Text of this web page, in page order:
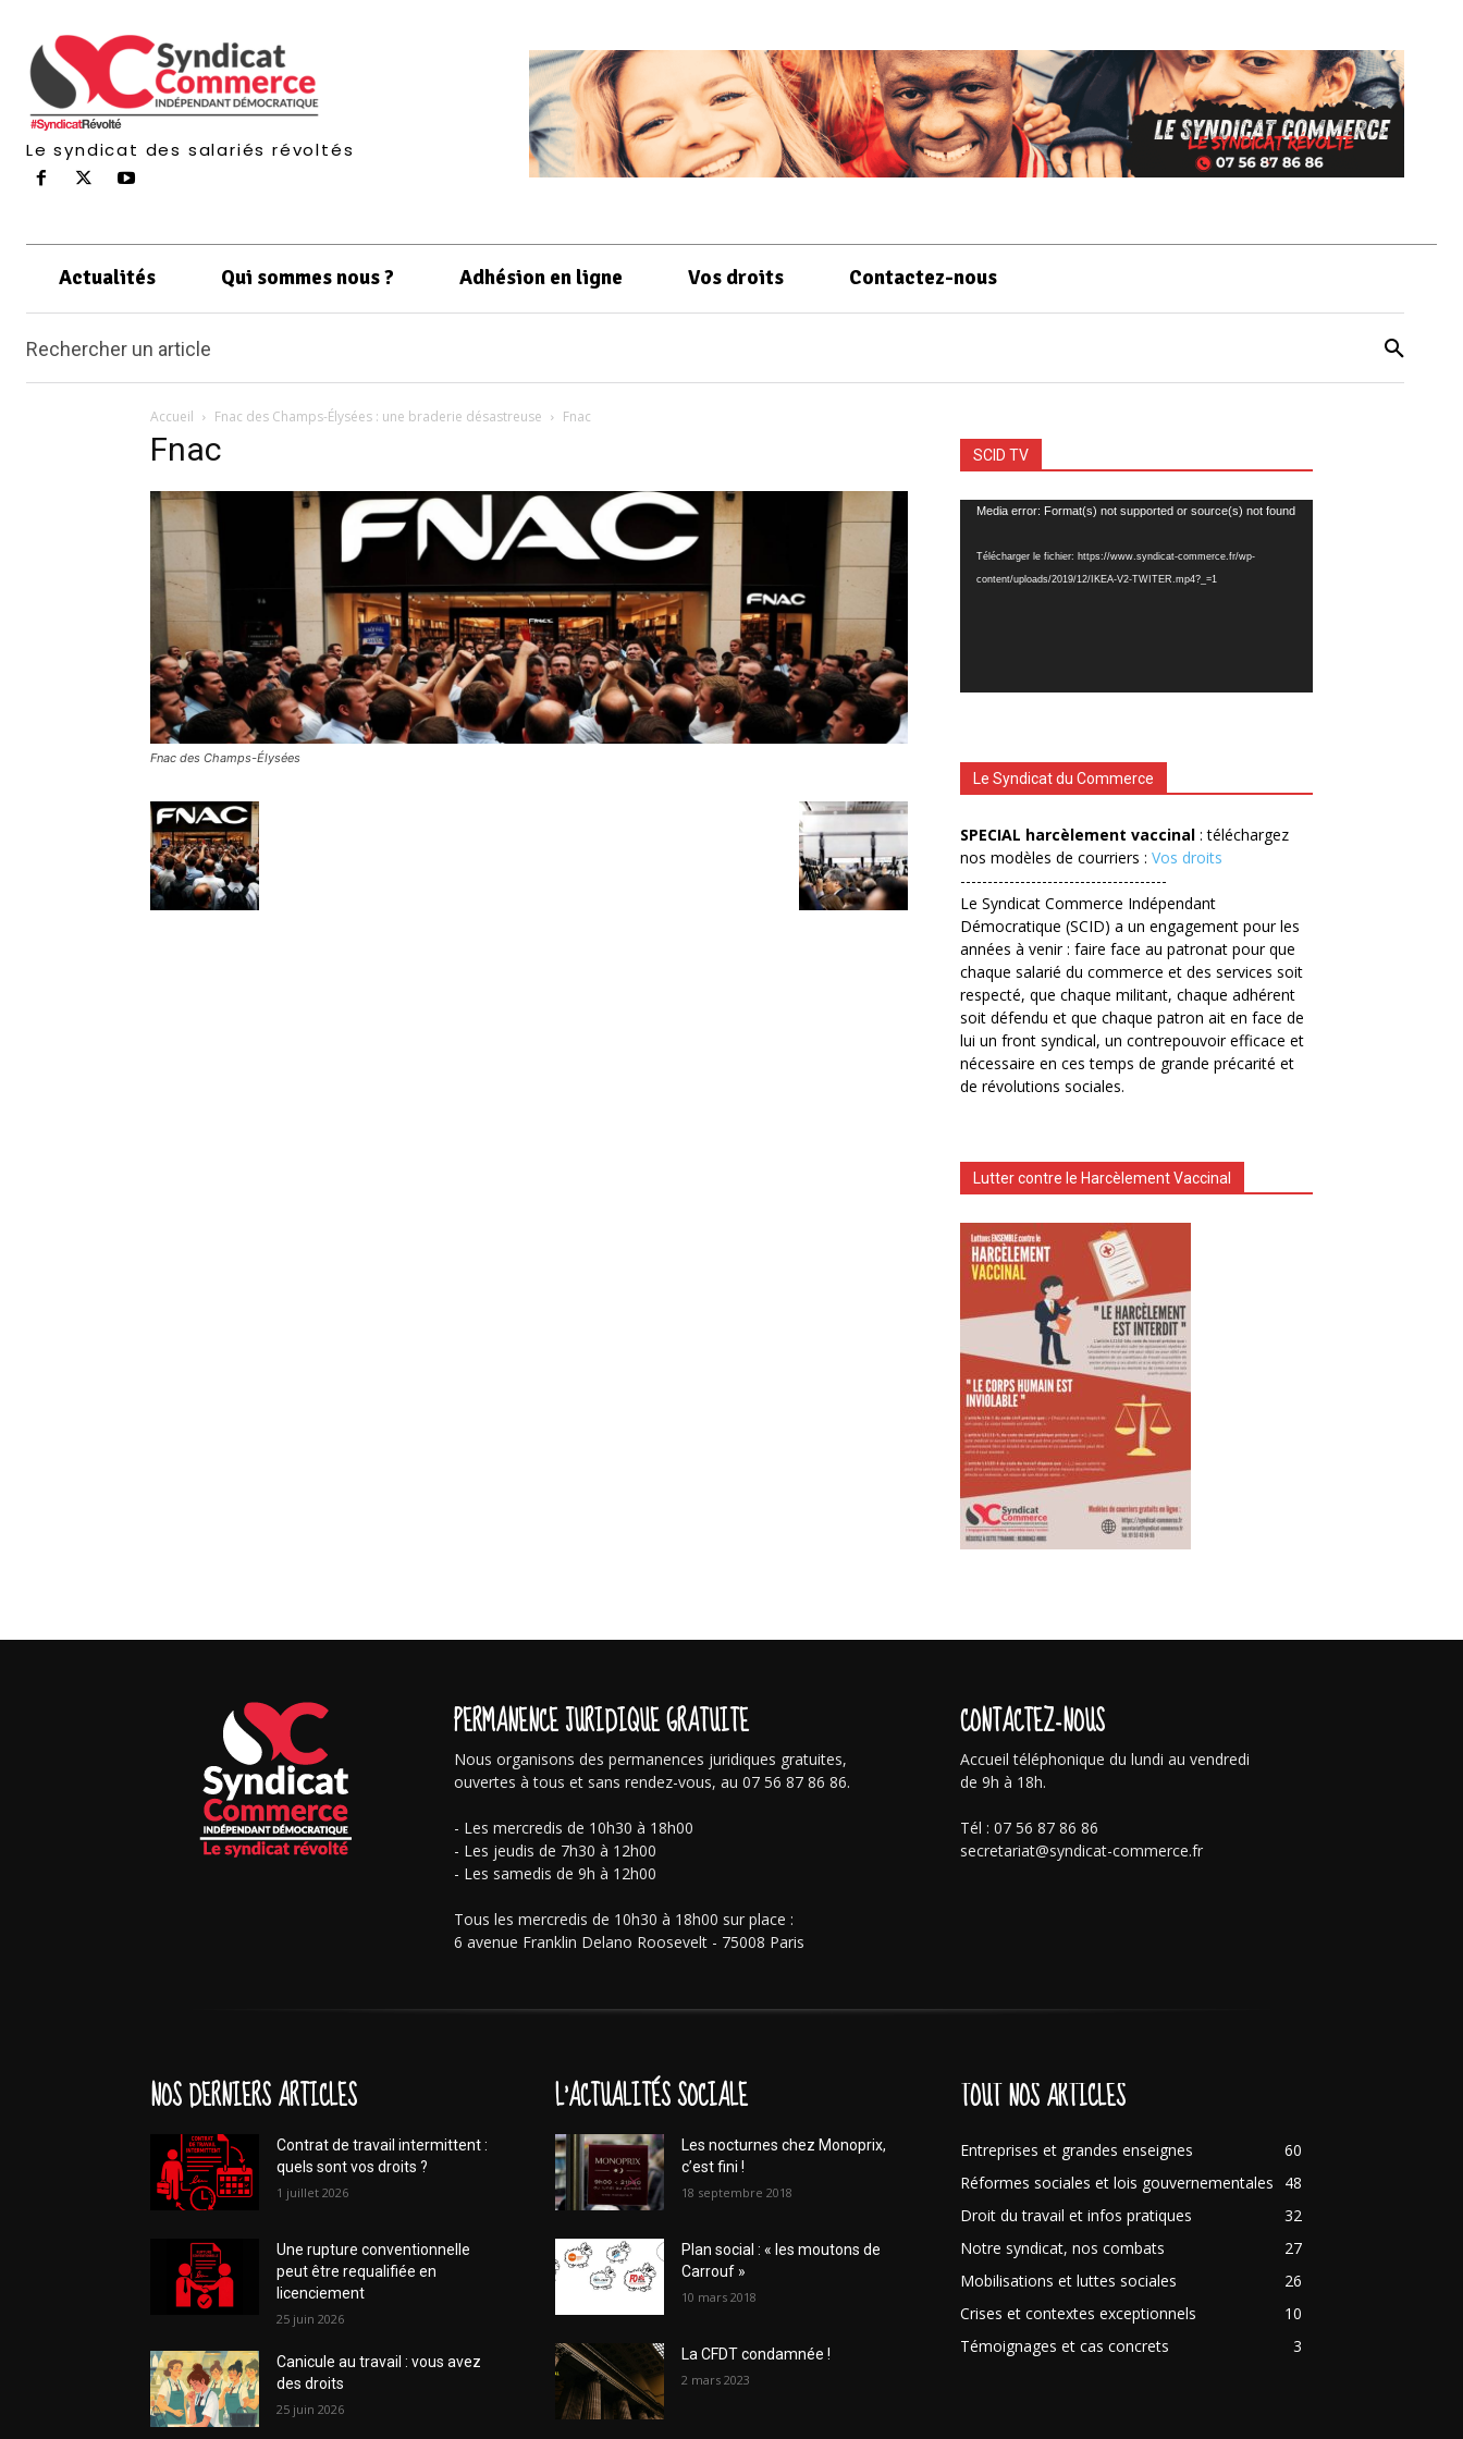
Le syndicat des salariés révoltés
Actualités Qui sommes nous ? Adhésion en ligne Vos droits Contactez-nous
Rechercher un article
Accueil Fnac des Champs-Élysées : une braderie désastreuse Fnac
Fnac
Fnac des Champs-Élysées
SCID TV
Lecteur
Media error: Format(s) not supported or source(s) not found
Télécharger le fichier: https://www.syndicat-commerce.fr/wp-
content/uploads/2019/12/IKEA-V2-TWITER.mp4?_=1
Le Syndicat du Commerce
SPECIAL harcèlement vaccinal : téléchargez
nos modèles de courriers : Vos droits
--------------------------------------
Le Syndicat Commerce Indépendant
Démocratique (SCID) a un engagement pour les
années à venir : faire face au patronat pour que
chaque salarié du commerce et des services soit
respecté, que chaque militant, chaque adhérent
soit défendu et que chaque patron ait en face de
lui un front syndical, un contrepouvoir efficace et
nécessaire en ces temps de grande précarité et
de révolutions sociales.
Lutter contre le Harcèlement Vaccinal
PERMANENCE JURIDIQUE GRATUITE
Nous organisons des permanences juridiques gratuites,
ouvertes à tous et sans rendez-vous, au 07 56 87 86 86.
- Les mercredis de 10h30 à 18h00
- Les jeudis de 7h30 à 12h00
- Les samedis de 9h à 12h00
Tous les mercredis de 10h30 à 18h00 sur place :
6 avenue Franklin Delano Roosevelt - 75008 Paris
CONTACTEZ-NOUS
Accueil téléphonique du lundi au vendredi
de 9h à 18h.
Tél : 07 56 87 86 86
secretariat@syndicat-commerce.fr
NOS DERNIERS ARTICLES
Contrat de travail intermittent :
quels sont vos droits ?
1 juillet 2026
Une rupture conventionnelle
peut être requalifiée en
licenciement
25 juin 2026
Canicule au travail : vous avez
des droits
25 juin 2026
L'ACTUALITÉS SOCIALE
Les nocturnes chez Monoprix,
c’est fini !
18 septembre 2018
Plan social : « les moutons de
Carrouf »
10 mars 2018
La CFDT condamnée !
2 mars 2023
TOUT NOS ARTICLES
Entreprises et grandes enseignes
60
Réformes sociales et lois gouvernementales
48
Droit du travail et infos pratiques
32
Notre syndicat, nos combats
27
Mobilisations et luttes sociales
26
Crises et contextes exceptionnels
10
Témoignages et cas concrets
3